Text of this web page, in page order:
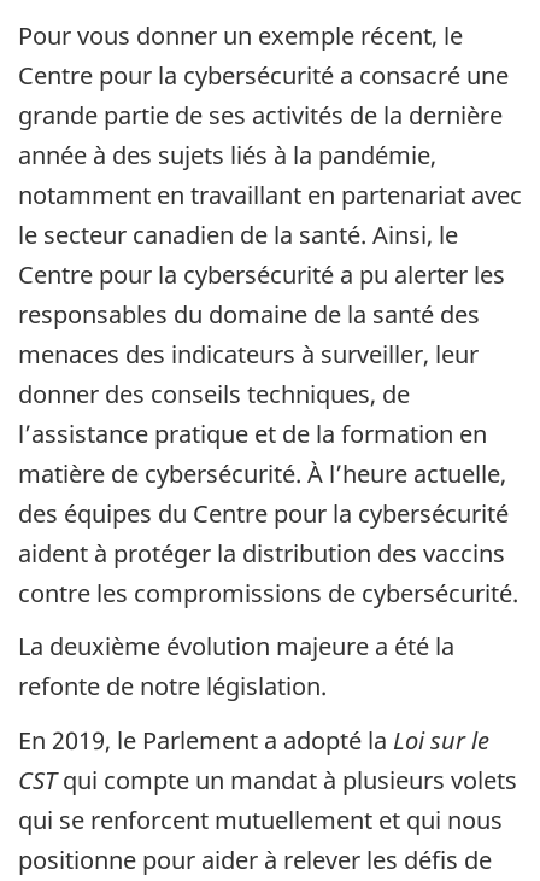
Pour vous donner un exemple récent, le
Centre pour la cybersécurité a consacré une
grande partie de ses activités de la dernière
année à des sujets liés à la pandémie,
notamment en travaillant en partenariat avec
le secteur canadien de la santé. Ainsi, le
Centre pour la cybersécurité a pu alerter les
responsables du domaine de la santé des
menaces des indicateurs à surveiller, leur
donner des conseils techniques, de
l’assistance pratique et de la formation en
matière de cybersécurité. À l’heure actuelle,
des équipes du Centre pour la cybersécurité
aident à protéger la distribution des vaccins
contre les compromissions de cybersécurité.
La deuxième évolution majeure a été la
refonte de notre législation.
En 2019, le Parlement a adopté la Loi sur le
CSTqui compte un mandat à plusieurs volets
qui se renforcent mutuellement et qui nous
positionne pour aider à relever les défis de